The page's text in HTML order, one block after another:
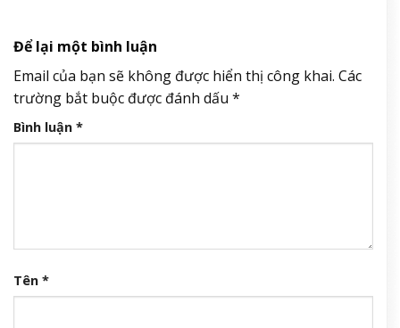
Để lại một bình luận
Email của bạn sẽ không được hiển thị công khai. Các
trường bắt buộc được đánh dấu *
Bình luận *
Tên *